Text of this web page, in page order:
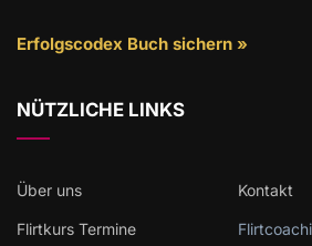
Erfolgscodex Buch sichern »
NÜTZLICHE LINKS
Über uns Kontakt
Flirtkurs Termine